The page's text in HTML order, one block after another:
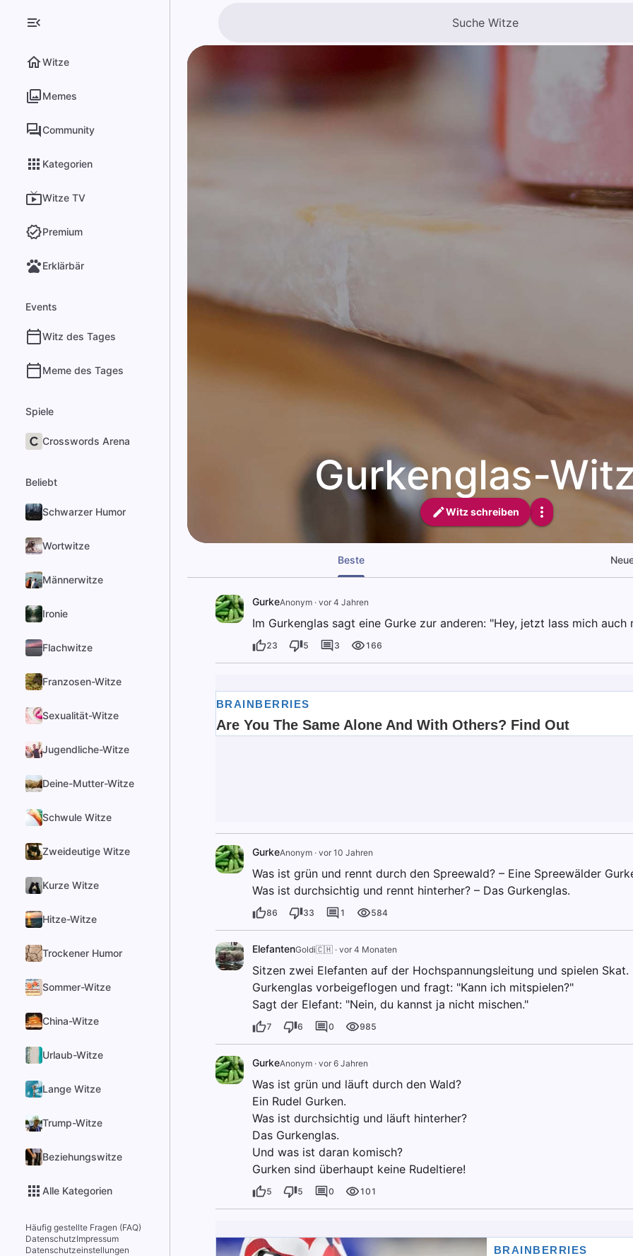
Witze
Memes
Community
Kategorien
Witze TV
Premium
Erklärbär
Events
Witz des Tages
Meme des Tages
Spiele
Crosswords Arena
Beliebt
Schwarzer Humor
Wortwitze
Männerwitze
Ironie
Flachwitze
Franzosen-Witze
Sexualität-Witze
Jugendliche-Witze
Deine-Mutter-Witze
Schwule Witze
Zweideutige Witze
Kurze Witze
Hitze-Witze
Trockener Humor
Sommer-Witze
China-Witze
Urlaub-Witze
Lange Witze
Trump-Witze
Beziehungswitze
Alle Kategorien
Häufig gestellte Fragen (FAQ)
DatenschutzImpressum
Datenschutzeinstellungen
Gurkenglas-
Witz schreiben
Beste
GurkeAnonym· vor 4 Jahren
Im Gurkenglas sagt eine Gurke zur anderen: "Hey, jetzt lass mich auch
23 5 3 166
GurkeAnonym· vor 10 Jahren
Was ist grün und rennt durch den Spreewald? – Eine Spreewälder
Was ist durchsichtig und rennt hinterher? – Das Gurkenglas.
86 33 1 584
ElefantenGoldi🇨🇭· vor 4 Monaten
Sitzen zwei Elefanten auf der Hochspannungsleitung und spielen Skat.
Gurkenglas vorbeigeflogen und fragt: "Kann ich mitspielen?"
Sagt der Elefant: "Nein, du kannst ja nicht mischen."
7 6 0 985
GurkeAnonym· vor 6 Jahren
Was ist grün und läuft durch den Wald?
Ein Rudel Gurken.
Was ist durchsichtig und läuft hinterher?
Das Gurkenglas.
Und was ist daran komisch?
Gurken sind überhaupt keine Rudeltiere!
5 5 0 101